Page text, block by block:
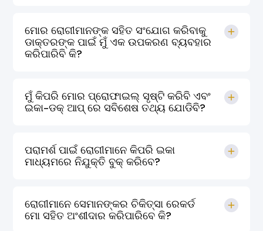
ମୋର ରୋଗୀମାନଙ୍କ ସହିତ ସଂଯୋଗ କରିବାକୁ
ଡାକ୍ତରଙ୍କ ପାଇଁ ମୁଁ ଏକ ଉପକରଣ ବ୍ୟବହାର
କରିପାରିବି କି?
ମୁଁ କିପରି ମୋର ପ୍ରୋଫାଇଲ୍ ସୃଷ୍ଟି କରିବି ଏବଂ
ଇକା-ଡକ୍ ଆପ୍ ରେ ସବିଶେଷ ତଥ୍ୟ ଯୋଡିବି?
ପରାମର୍ଶ ପାଇଁ ରୋଗୀମାନେ କିପରି ଇକା
ମାଧ୍ୟମରେ ନିଯୁକ୍ତି ବୁକ୍ କରିବେ?
ରୋଗୀମାନେ ସେମାନଙ୍କର ଚିକିତ୍ସା ରେକର୍ଡ
ମୋ ସହିତ ଅଂଶୀଦାର କରିପାରିବେ କି?